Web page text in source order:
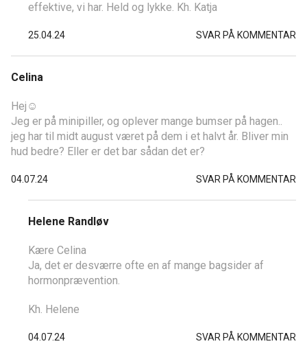
effektive, vi har. Held og lykke. Kh. Katja
25.04.24 SVAR PÅ KOMMENTAR
Celina
Hej☺️
Jeg er på minipiller, og oplever mange bumser på hagen..
jeg har til midt august været på dem i et halvt år. Bliver min
hud bedre? Eller er det bar sådan det er?
04.07.24 SVAR PÅ KOMMENTAR
Helene Randløv
Kære Celina
Ja, det er desværre ofte en af mange bagsider af
hormonprævention.
Kh. Helene
04.07.24 SVAR PÅ KOMMENTAR